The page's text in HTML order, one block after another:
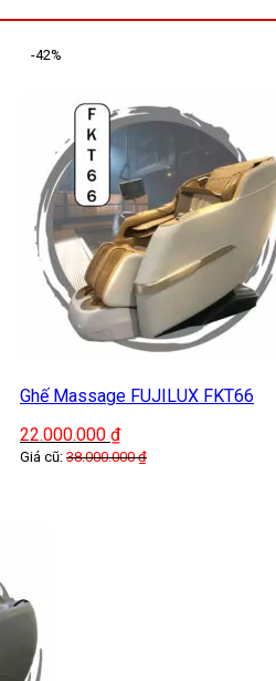
-42%
Ghế Massage FUJILUX FKT66
22.000.000 ₫
Giá cũ: 38.000.000₫